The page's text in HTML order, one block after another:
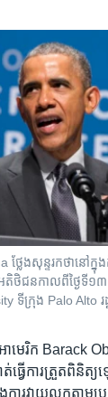
ថ្លែង​សុន្ទរកថានៅ​ក្
អតិថិជនកាល​ពី​ថ្ងៃទី​
ទីក្រុង Palo Alto រ
េរិក Barack
វើ​ការ​ត្រួត​ពិនិត្
ារ​វាយ​លុក​តាម​ប្